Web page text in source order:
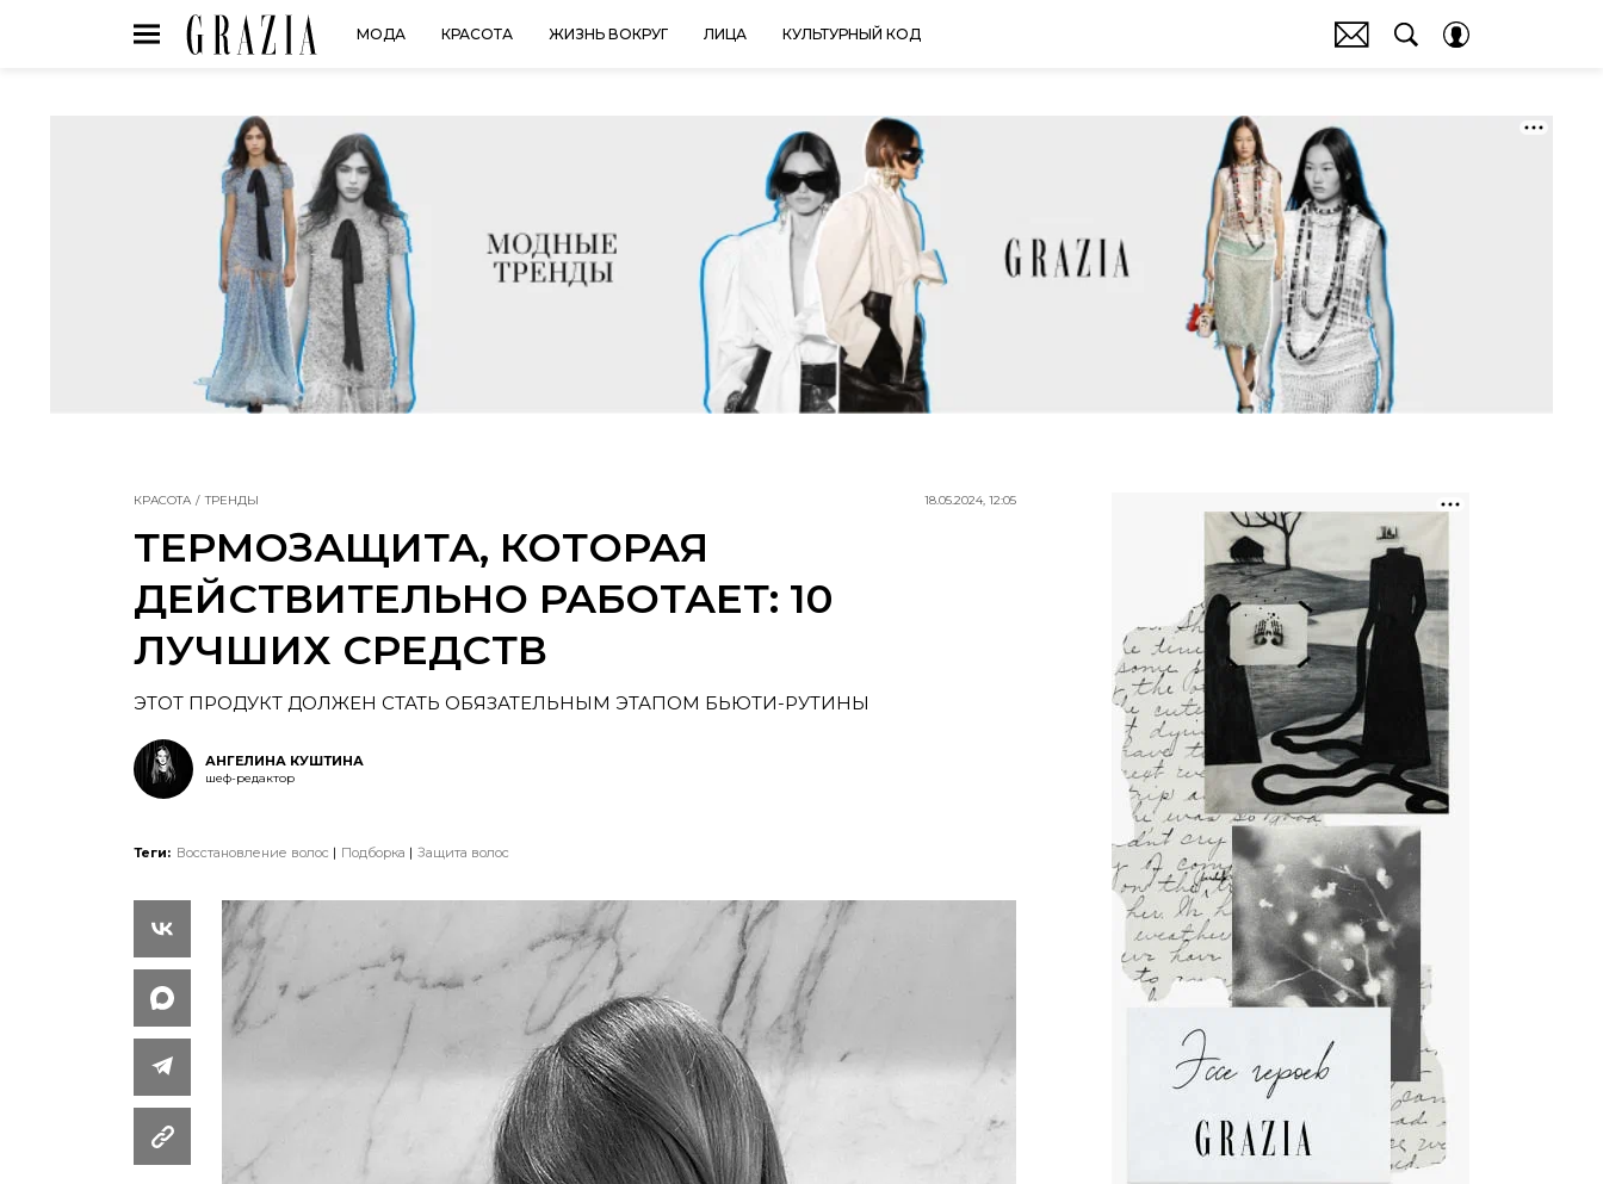
МОДА КРАСОТА ЖИЗНЬ ВОКРУГ ЛИЦА КУЛЬТУРНЫЙ КОД
КРАСОТА ТРЕНДЫ 18.05.2024, 12:05
ТЕРМОЗАЩИТА, КОТОРАЯ
ДЕЙСТВИТЕЛЬНО РАБОТАЕТ: 10
ЛУЧШИХ СРЕДСТВ
ЭТОТ ПРОДУКТ ДОЛЖЕН СТАТЬ ОБЯЗАТЕЛЬНЫМ ЭТАПОМ БЬЮТИ-РУТИНЫ
АНГЕЛИНА КУШТИНА
шеф-редактор
Теги: Восстановление волос Подборка Защита волос